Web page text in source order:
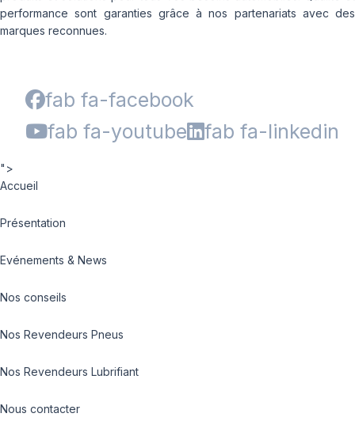
performance sont garanties grâce à nos partenariats avec des
marques reconnues.
fab fa-facebook
fab fa-youtube
fab fa-linkedin
">
Accueil
Présentation
Evénements & News
Nos conseils
Nos Revendeurs Pneus
Nos Revendeurs Lubrifiant
Nous contacter